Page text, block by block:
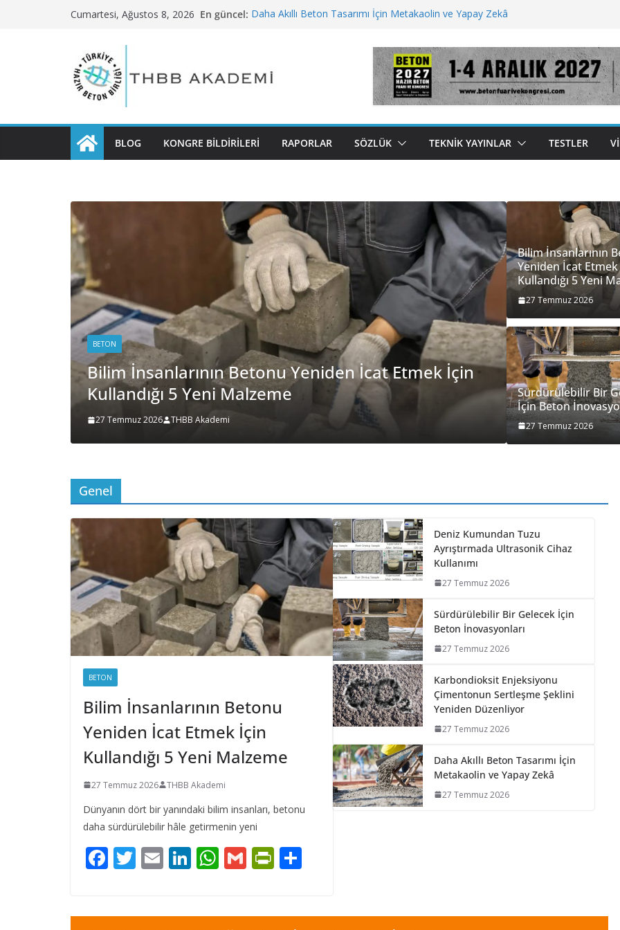
Cumartesi, Ağustos 8, 2026 En güncel: Daha Akıllı Beton Tasarımı İçin Metakaolin ve Yapay Zekâ
Deniz Kumundan Tuzu Ayrıştırmada Ultrasonik Cihaz
Kullanımı
Sürdürülebilir Bir Gelecek İçin Beton İnovasyonları
Karbondioksit Enjeksiyonu Çimentonun Sertleşme Şeklini
BLOG KONGRE BILDIRILERI RAPORLAR SÖZLÜK TEKNIK YAYINLAR TESTLER
BETON
Deniz Kumundan Tuzu Ayrıştırmada Ultrasonik
Cihaz Kullanımı
27 Temmuz 2026 THBB Akademi
BETON
27 Temmuz 2026
Bilim İnsanlarının
Yeniden İcat
Kullandığı 5 Yeni
27 Temmuz 2026
Sürdürülebilir Bir
İçin Beton
27 Temmuz 2026
Genel
BETON
Bilim İnsanlarının Betonu
Yeniden İcat Etmek İçin
Kullandığı 5 Yeni Malzeme
27 Temmuz 2026 THBB Akademi
Dünyanın dört bir yanındaki bilim insanları, betonu
daha sürdürülebilir hâle getirmenin yeni
F
ac
b
T
w
er
E
m
l
Li
n
e
W
h
s
G
m
l
Pr
in
ri e
Deniz Kumundan Tuzu
Ayrıştırmada Ultrasonik Cihaz
Kullanımı
27 Temmuz 2026
Sürdürülebilir Bir Gelecek İçin
Beton İnovasyonları
27 Temmuz 2026
Karbondioksit Enjeksiyonu
Çimentonun Sertleşme Şeklini
Yeniden Düzenliyor
27 Temmuz 2026
Daha Akıllı Beton Tasarımı İçin
Metakaolin ve Yapay Zekâ
27 Temmuz 2026